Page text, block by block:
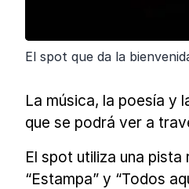
El spot que da la
La música, la poesía y
que se podrá ver a
El spot utiliza una
“Estampa” y “Todos